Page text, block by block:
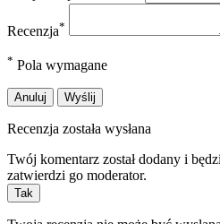
Recenzja*
* Pola wymagane
Anuluj Wyślij
Recenzja została wysłana
Twój komentarz został dodany i
zatwierdzi go moderator.
Tak